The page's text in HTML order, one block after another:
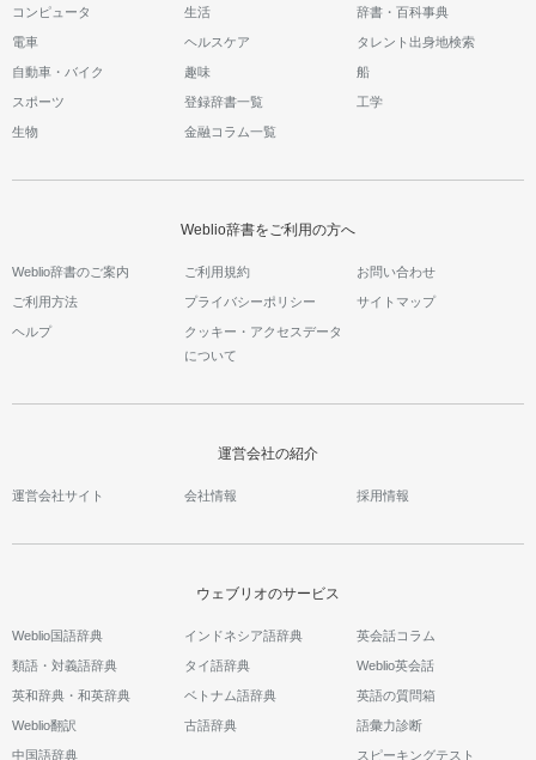
コンピュータ 生活 辞書・百科事典
電車 ヘルスケア タレント出身地検索
自動車・バイク 趣味 船
スポーツ 登録辞書一覧 工学
生物 金融コラム一覧
Weblio辞書をご利用の方へ
Weblio辞書のご案内 ご利用規約 お問い合わせ
ご利用方法 プライバシーポリシー サイトマップ
ヘルプ
クッキー・アクセスデータ
について
運営会社の紹介
運営会社サイト 会社情報 採用情報
ウェブリオのサービス
Weblio国語辞典
類語・対義語辞典
英和辞典・和英辞典
Weblio翻訳
中国語辞典
インドネシア語辞典
タイ語辞典
ベトナム語辞典
古語辞典
英会話コラム
Weblio英会話
英語の質問箱
語彙力診断
スピーキングテスト